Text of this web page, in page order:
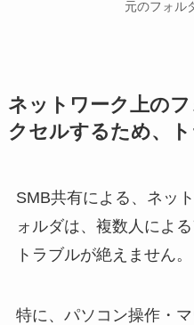
元のフォル
ネットワーク上の
クセルするため、
SMB共有による、ネッ
ォルダは、複数人によ
トラブルが絶えません。
特に、パソコン操作・